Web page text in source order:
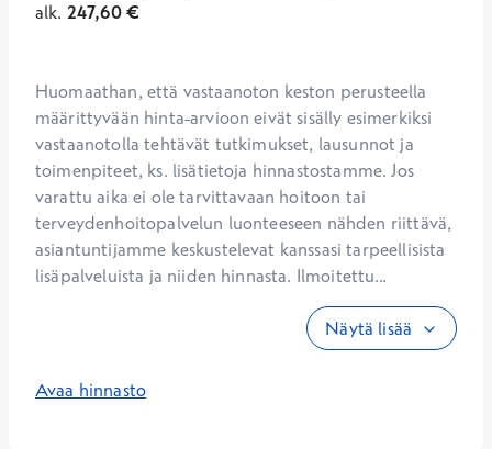
alk. 247,60€
Huomaathan, että vastaanoton keston perusteella
määrittyvään hinta-arvioon eivät sisälly esimerkiksi
vastaanotolla tehtävät tutkimukset, lausunnot ja
toimenpiteet, ks. lisätietoja hinnastostamme. Jos
varattu aika ei ole tarvittavaan hoitoon tai
terveydenhoitopalvelun luonteeseen nähden riittävä,
asiantuntijamme keskustelevat kanssasi tarpeellisista
lisäpalveluista ja niiden hinnasta. Ilmoitettu...
Näytä lisää
Avaa hinnasto